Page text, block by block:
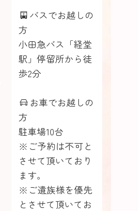
バスでお越しの
方
小田急バス「経堂
駅」停留所から徒
歩2分
お車でお越しの
方
駐車場10台
※ご予約は不可と
させて頂いており
ます。
※ご遺族様を優先
とさせて頂いてお